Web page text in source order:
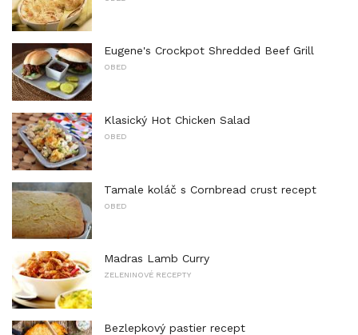
Eugene's Crockpot Shredded Beef Grill
OBED
Klasický Hot Chicken Salad
OBED
Tamale koláč s Cornbread crust recept
OBED
Madras Lamb Curry
ZELENINOVÉ RECEPTY
Bezlepkový pastier recept